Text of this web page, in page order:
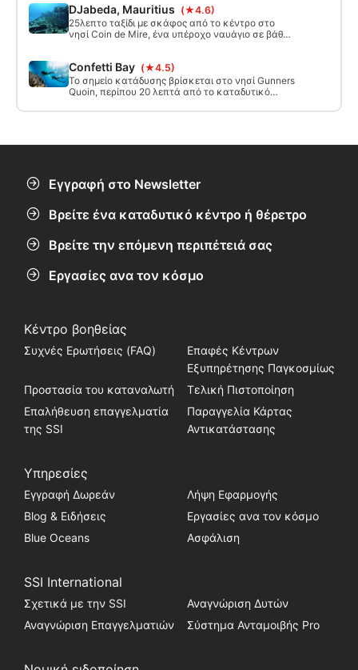
DJabeda, Mauritius (★4.6)
25λεπτο ταξίδι με σκάφος από το κέντρο στο
νησί Coin de Mire, ένα υπέροχο ναυάγιο σε βάθος
30 μέτρων, που βυθίστηκε το 1996 για να
συνθήκες: καλή ορατότητα μεταξύ 30 και 40
μέτρων, πιθανό ισχυρό ρεύμα (να είναι μέτριο).
Confetti Bay (★4.5)
Το σημείο κατάδυσης βρίσκεται στο νησί Gunners
Quoin, περίπου 20 λεπτά από το καταδυτικό
κέντρο. Πρόκειται για ένα όμορφο σημείο
κατάδυσης στον Μαυρίκιο, κατάλληλο για όλα
Εγγραφή στο Newsletter
Βρείτε ένα καταδυτικό κέντρο ή θέρετρο
Βρείτε την επόμενη περιπέτειά σας
Εργασίες ανα τον κόσμο
Κέντρο βοηθείας
Συχνές Ερωτήσεις (FAQ)
Επαφές Κέντρων
Εξυπηρέτησης Παγκοσμίως
Προστασία του καταναλωτή
Τελική Πιστοποίηση
Επαλήθευση επαγγελματία
της SSI
Παραγγελία Κάρτας
Αντικατάστασης
Υπηρεσίες
Εγγραφή Δωρεάν
Λήψη Εφαρμογής
Blog & Ειδήσεις
Εργασίες ανα τον κόσμο
Blue Oceans
Ασφάλιση
SSI International
Σχετικά με την SSI
Αναγνώριση Δυτών
Αναγνώριση Επαγγελματιών
Σύστημα Ανταμοιβής Pro